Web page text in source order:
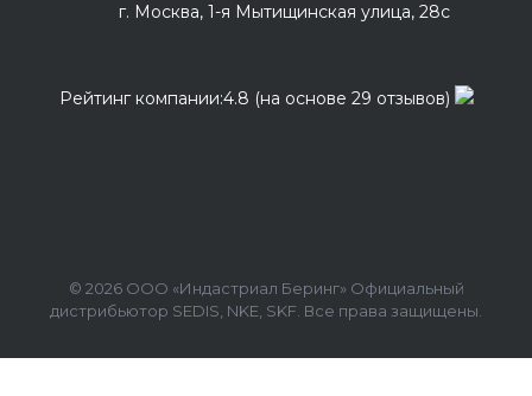
г. Москва, 1-я Мытищинская улица, 28с
Рейтинг компании:4.8 (на основе 29 отзывов)
© 2026 ООО «Индастриал Беринг» Официальный
дистрибьютор SEDIS, NKE, SKF. Все права защищены.